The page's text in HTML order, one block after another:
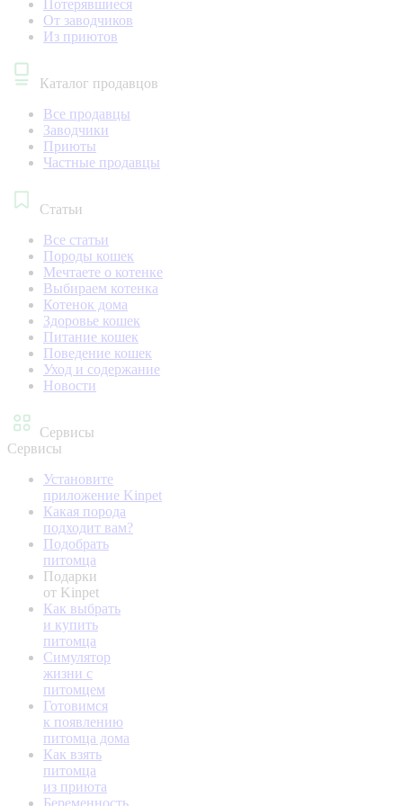
Потерявшиеся
От заводчиков
Из приютов
Каталог продавцов
Все продавцы
Заводчики
Приюты
Частные продавцы
Статьи
Все статьи
Породы кошек
Мечтаете о котенке
Выбираем котенка
Котенок дома
Здоровье кошек
Питание кошек
Поведение кошек
Уход и содержание
Новости
Сервисы
Сервисы
Установите
приложение Kinpet
Какая порода
подходит вам?
Подобрать
питомца
Подарки
от Kinpet
Как выбрать
и купить
питомца
Симулятор
жизни с
питомцем
Готовимся
к появлению
питомца дома
Как взять
питомца
из приюта
Беременность